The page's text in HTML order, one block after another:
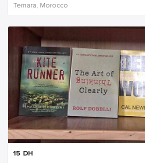
Temara, Morocco
15 DH